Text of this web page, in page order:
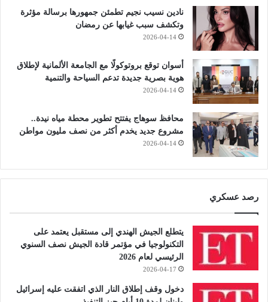
نادين نسيب نجيم تطمئن جمهورها برسالة مؤثرة
وتكشف سبب غيابها عن رمضان
2026-04-14
أسوان توقع بروتوكولًا مع الجامعة الألمانية لإطلاق
هوية بصرية جديدة تدعم السياحة والتنمية
2026-04-14
محافظ سوهاج يفتتح تطوير محطة مياه نيدة..
مشروع جديد يخدم أكثر من نصف مليون مواطن
2026-04-14
رصد عسكري
يتطلع الجيش الهندي إلى مستقبل يعتمد على
التكنولوجيا في مؤتمر قادة الجيش نصف السنوي
الرئيسي لعام 2026
2026-04-17
دخول وقف إطلاق النار الذي اتفقت عليه إسرائيل